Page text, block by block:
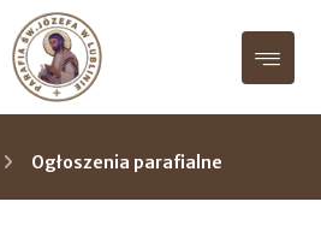
Ogłoszenia parafialne